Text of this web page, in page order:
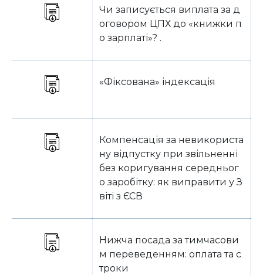
Чи записується виплата за д
оговором ЦПХ до «книжки п
о зарплаті»? .
«Фіксована» індексація
Компенсація за невикориста
ну відпустку при звільненні
без коригування середньог
о заробітку: як виправити у З
віті з ЄСВ
Нижча посада за тимчасови
м переведенням: оплата та с
троки